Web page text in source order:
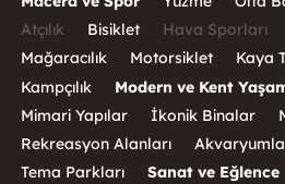
Atçılık
Bisiklet Hava Sporları
Mağaracılık
Motorsiklet Kaya
Kampçılık
Modern ve Kent
Mimari Yapılar
İkonik Binalar
Rekreasyon Alanları
Tema Parkları
Sanat ve Eğlence